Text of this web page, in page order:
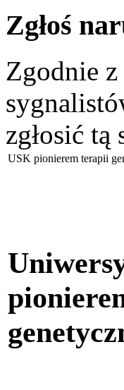
Zgłoś
Zgodnie
zgłosić
USK pionierem terapii